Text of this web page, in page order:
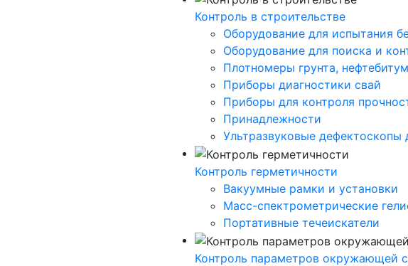
Контроль в строительстве
Оборудование для испытания
Оборудование для поиска и
Плотномеры грунта,
Приборы диагностики свай
Приборы для контроля
Принадлежности
Ультразвуковые дефектоскопы
Контроль герметичности
Вакуумные рамки и установки
Масс-спектрометрические
Портативные течеискатели
Контроль параметров окружающей